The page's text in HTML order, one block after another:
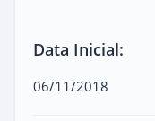
Data Inicial:
06/11/2018